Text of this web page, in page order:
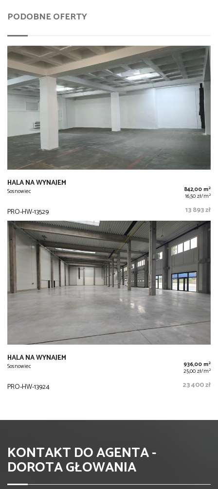
PODOBNE OFERTY
HALA NA WYNAJEM
Sosnowiec 842,00 m2
16,50 zł/m2
PRO-HW-13529 13 893 zł
HALA NA WYNAJEM
Sosnowiec 936,00 m2
25,00 zł/m2
PRO-HW-13924 23 400 zł
KONTAKT DO AGENTA -
DOROTA GŁOWANIA